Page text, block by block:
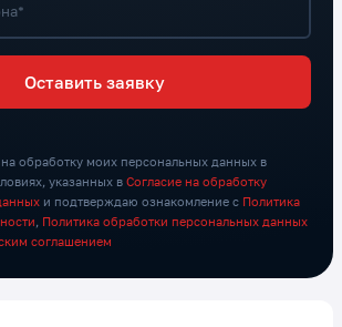
Оставить заявку
обработку моих персональных данных в
указанных в Согласие на обработку
и подтверждаю ознакомление с Политика
Политика обработки персональных данных
соглашением